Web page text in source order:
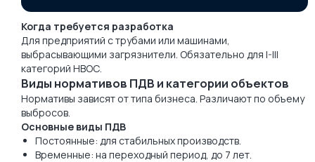
Когда требуется разработка
Для предприятий с трубами или машинами,
выбрасывающими загрязнители. Обязательно для I-III
категорий НВОС.
Виды нормативов ПДВ и категории объектов
Нормативы зависят от типа бизнеса. Различают по объему
выбросов.
Основные виды ПДВ
Постоянные: для стабильных производств.
Временные: на переходный период, до 7 лет.